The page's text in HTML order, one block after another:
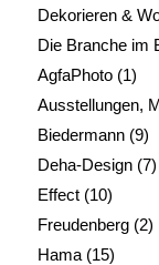
Dekorieren &
Die Branche im
AgfaPhoto(1)
Ausstellungen,
Biedermann(9)
Deha-Design(7)
Effect(10)
Freudenberg(2)
Hama(15)